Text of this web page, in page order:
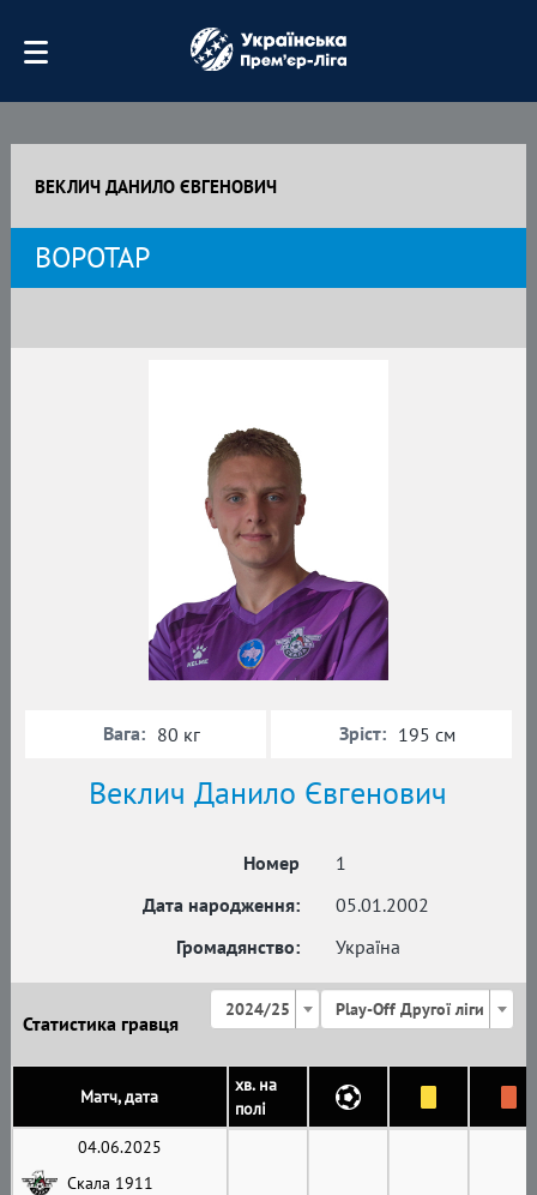
ВЕКЛИЧ ДАНИЛО ЄВГЕНОВИЧ
ВОРОТАР
Веклич Данило Євгенович
Номер
1
Дата народження:
05.01.2002
Громадянство:
Україна
Вага: 80 кг Зріст: 195 см
Статистика гравця
2024/25 Play-Off Другої ліги
Матч, дата
хв. на
полі
04.06.2025
Скала 1911